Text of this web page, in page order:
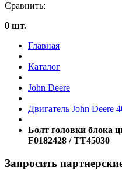
Сравнить:
0 шт.
Главная
Каталог
John Deere
Двигатель John Deere
Болт головки блока
F0182428 / TT45030
Запросить